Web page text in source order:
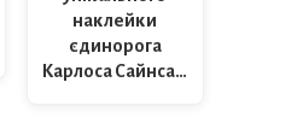
наклейки
єдинорога
Карлоса Сайнса…